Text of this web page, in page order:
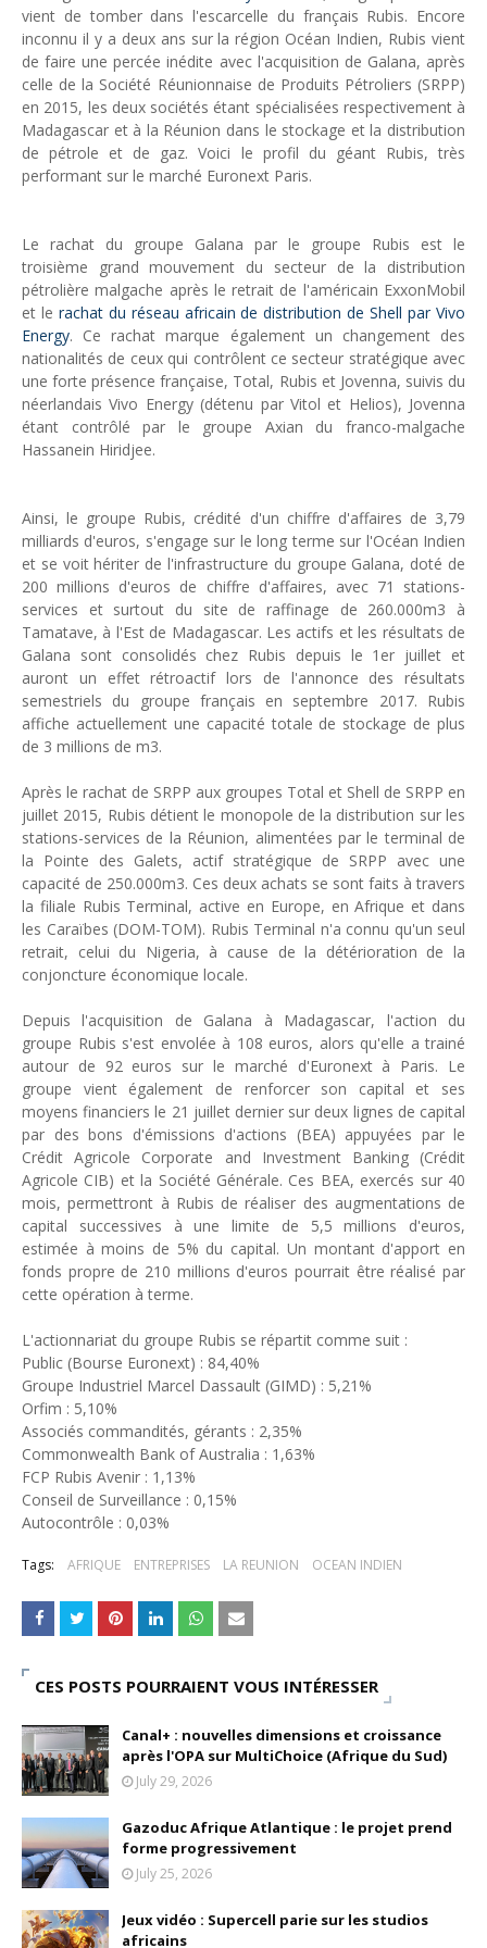
Unknown-May 09 2026
Tourisme : l'Afrique fait le pari du luxe et de la durabilité
Unknown-May 03 2026
Economie : quand le roi dollar grince
Unknown-Apr 26 2026
Industrie musicale : zoom sur la stratégie de Céline Dion
-Apr 19 2026
Voaara Madagascar intègre Design Hotels. P. Kjellgren, son
Tsirisoa Edition-Aug 03 2026
vient de tomber dans l'escarcelle du français Rubis. Encore
inconnu il y a deux ans sur la région Océan Indien, Rubis vient
de faire une percée inédite avec l'acquisition de Galana, après
celle de la Société Réunionnaise de Produits Pétroliers (SRPP)
en 2015, les deux sociétés étant spécialisées respectivement à
Madagascar et à la Réunion dans le stockage et la distribution
de pétrole et de gaz. Voici le profil du géant Rubis, très
performant sur le marché Euronext Paris.
Le rachat du groupe Galana par le groupe Rubis est le
troisième grand mouvement du secteur de la distribution
pétrolière malgache après le retrait de l'américain ExxonMobil
et le rachat du réseau africain de distribution de Shell par Vivo
Energy. Ce rachat marque également un changement des
nationalités de ceux qui contrôlent ce secteur stratégique avec
une forte présence française, Total, Rubis et Jovenna, suivis du
néerlandais Vivo Energy (détenu par Vitol et Helios), Jovenna
étant contrôlé par le groupe Axian du franco-malgache
Hassanein Hiridjee.
Ainsi, le groupe Rubis, crédité d'un chiffre d'affaires de 3,79
milliards d'euros, s'engage sur le long terme sur l'Océan Indien
et se voit hériter de l'infrastructure du groupe Galana, doté de
200 millions d'euros de chiffre d'affaires, avec 71 stations-
services et surtout du site de raffinage de 260.000m3 à
Tamatave, à l'Est de Madagascar. Les actifs et les résultats de
Galana sont consolidés chez Rubis depuis le 1er juillet et
auront un effet rétroactif lors de l'annonce des résultats
semestriels du groupe français en septembre 2017. Rubis
affiche actuellement une capacité totale de stockage de plus
de 3 millions de m3.
Après le rachat de SRPP aux groupes Total et Shell de SRPP en
juillet 2015, Rubis détient le monopole de la distribution sur les
stations-services de la Réunion, alimentées par le terminal de
la Pointe des Galets, actif stratégique de SRPP avec une
capacité de 250.000m3. Ces deux achats se sont faits à travers
la filiale Rubis Terminal, active en Europe, en Afrique et dans
les Caraïbes (DOM-TOM). Rubis Terminal n'a connu qu'un seul
retrait, celui du Nigeria, à cause de la détérioration de la
conjoncture économique locale.
Depuis l'acquisition de Galana à Madagascar, l'action du
groupe Rubis s'est envolée à 108 euros, alors qu'elle a trainé
autour de 92 euros sur le marché d'Euronext à Paris. Le
groupe vient également de renforcer son capital et ses
moyens financiers le 21 juillet dernier sur deux lignes de capital
par des bons d'émissions d'actions (BEA) appuyées par le
Crédit Agricole Corporate and Investment Banking (Crédit
Agricole CIB) et la Société Générale. Ces BEA, exercés sur 40
mois, permettront à Rubis de réaliser des augmentations de
capital successives à une limite de 5,5 millions d'euros,
estimée à moins de 5% du capital. Un montant d'apport en
fonds propre de 210 millions d'euros pourrait être réalisé par
cette opération à terme.
L'actionnariat du groupe Rubis se répartit comme suit :
Public (Bourse Euronext) : 84,40%
Groupe Industriel Marcel Dassault (GIMD) : 5,21%
Orfim : 5,10%
Associés commandités, gérants : 2,35%
Commonwealth Bank of Australia : 1,63%
FCP Rubis Avenir : 1,13%
Conseil de Surveillance : 0,15%
Autocontrôle : 0,03%
Tags: AFRIQUE ENTREPRISES LA REUNION OCEAN INDIEN
CES POSTS POURRAIENT VOUS INTÉRESSER
Canal+ : nouvelles dimensions et croissance
après l'OPA sur MultiChoice (Afrique du Sud)
July 29, 2026
Gazoduc Afrique Atlantique : le projet prend
forme progressivement
July 25, 2026
Jeux vidéo : Supercell parie sur les studios
africains